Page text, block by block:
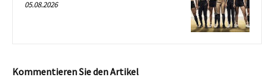
05.08.2026
Kommentieren Sie den Artikel